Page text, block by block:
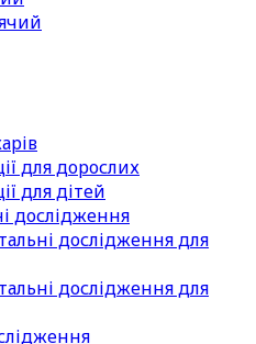
для дорослих
для дітей
дослідження
дослідження для
дослідження для